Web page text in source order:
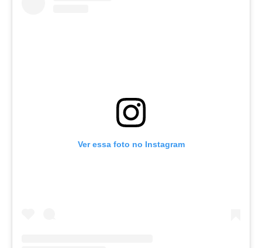
Ver essa foto no Instagram